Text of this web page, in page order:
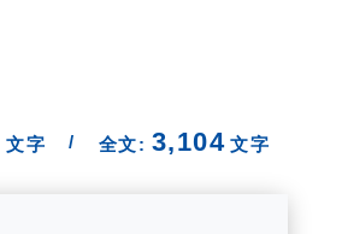
文字 / 全文: 3,104 文字